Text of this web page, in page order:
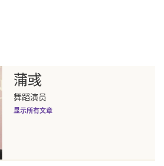
蒲彧
舞蹈演员
显示所有文章